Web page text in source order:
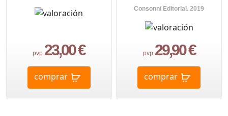
pvp.23,00 €
comprar
Consonni Editorial. 2019
pvp.29,90 €
comprar